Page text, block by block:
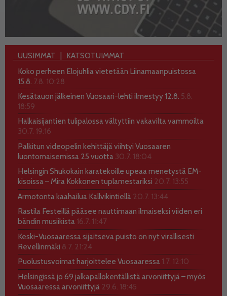
UUSIMMAT
KATSOTUIMMAT
Koko perheen Elojuhlia vietetään Liinamaanpuistossa
15.8. 7.8. 10:28
Kesätauon jälkeinen Vuosaari-lehti ilmestyy 12.8. 5.8.
18:59
Halkaisijantien tulipalossa vältyttiin vakavilta vammoilta
30.7. 19:16
Palkitun videopelin kehittäjä viihtyi Vuosaaren
luontomaisemissa 25 vuotta 30.7. 18:04
Helsingin Shukokain karatekoille upeaa menetystä EM-
kisoissa – Mira Kokkonen tuplamestariksi 20.7. 13:55
Armotonta kaahailua Kallvikintiellä 20.7. 13:44
Rastila Festeillä pääsee nauttimaan ilmaiseksi viiden eri
bändin musiikista 16.7. 11:47
Keski-Vuosaaressa sijaitseva puisto on nyt virallisesti
Revellinmäki 8.7. 21:24
Puolustusvoimat harjoittelee Vuosaaressa 1.7. 12:10
Helsingissä jo 69 jalkapallokentällistä arvoniittyjä – myös
Vuosaaressa arvoniittyjä 29.6. 18:45